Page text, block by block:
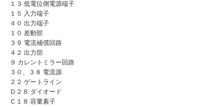
１３ 低電位側電源端子
１５ 入力端子
４０ 出力端子
１０ 差動部
３９ 電流補償回路
４２ 出力部
９ カレントミラー回路
３０、３８ 電流源
２２ ゲートライン
Ｄ２８ ダイオード
Ｃ１８ 容量素子